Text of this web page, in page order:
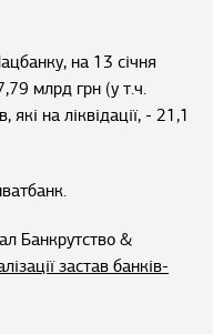
на 13 січня
млрд грн (у т.ч.
які на ліквідації, - 21,1
Банкрутство &
застав банків-